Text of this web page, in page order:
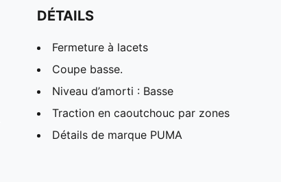
DÉTAILS
Fermeture à lacets
Coupe basse.
Niveau d’amorti : Basse
Traction en caoutchouc par zones
Détails de marque PUMA